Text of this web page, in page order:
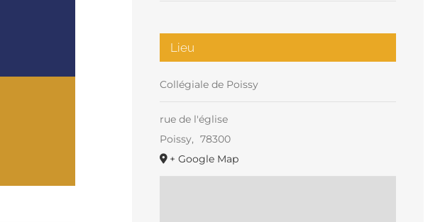
Lieu
Collégiale de Poissy
rue de l'église
Poissy, 78300
+ Google Map